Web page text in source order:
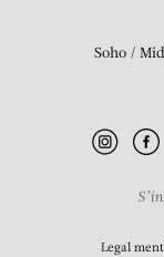
Soho /
Legal